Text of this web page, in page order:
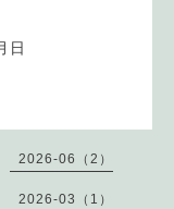
日
2026-06（2）
2026-03（1）